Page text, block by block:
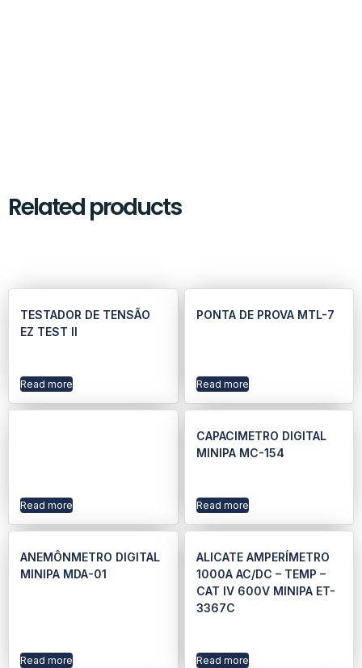
Related products
TESTADOR DE TENSÃO
EZ TEST II
Read more
PONTA DE PROVA MTL-7
Read more
Read more
CAPACIMETRO DIGITAL
MINIPA MC-154
Read more
ANEMÔNMETRO DIGITAL
MINIPA MDA-01
Read more
ALICATE AMPERÍMETRO
1000A AC/DC – TEMP –
CAT IV 600V MINIPA ET-
3367C
Read more